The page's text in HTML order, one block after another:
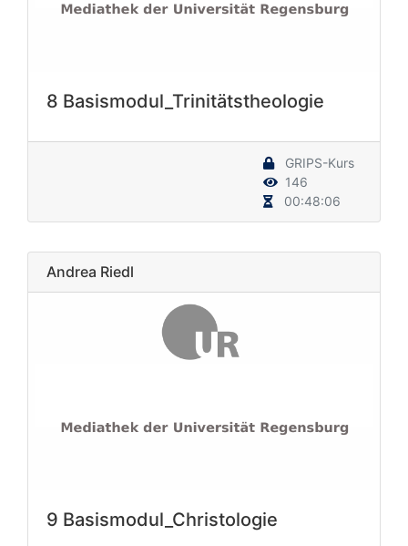
8 Basismodul_Trinitätstheologie
GRIPS-Kurs
146
00:48:06
Andrea Riedl
9 Basismodul_Christologie